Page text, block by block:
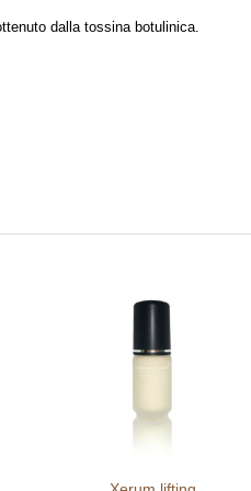
dalla tossina botulinica.